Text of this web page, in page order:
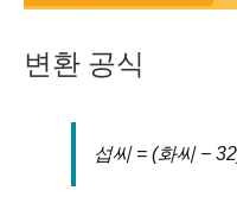
변환 공식
섭씨 = (화씨 −